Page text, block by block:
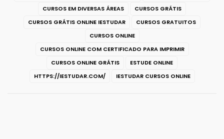
CURSOS EM DIVERSAS ÁREAS
CURSOS GRÁTIS
CURSOS GRÁTIS ONLINE IESTUDAR
CURSOS GRATUITOS
CURSOS ONLINE
CURSOS ONLINE COM CERTIFICADO PARA IMPRIMIR
CURSOS ONLINE GRÁTIS
ESTUDE ONLINE
HTTPS://IESTUDAR.COM/
IESTUDAR CURSOS ONLINE